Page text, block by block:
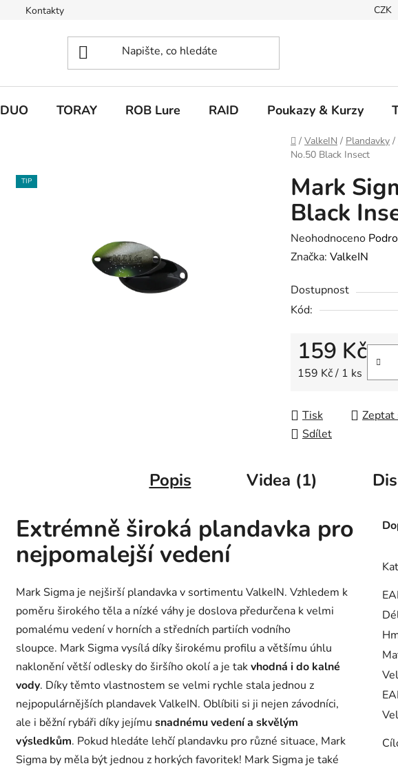
Kontakty CZK
DUO TORAY ROB Lure RAID Poukazy & Kurzy
Domů
/ ValkeIN / Plandavky /
No.50 Black Insect
Mark
Black
Průměrné
hodnocení
je
0,0
hvězdiček.
Neohodnoceno
Značka: ValkeIN
Dostupnost
Kód:
159 Kč
Měrná cena:
159 Kč / 1 ks
Tisk Zeptat
Sdílet
TIP
Popis Videa (1)
Extrémně široká plandavka pro
nejpomalejší vedení
Mark Sigma je nejširší plandavka v sortimentu ValkeIN. Vzhledem k
poměru širokého těla a nízké váhy je doslova předurčena k velmi
pomalému vedení v horních a středních partiích vodního
sloupce. Mark Sigma vysílá díky širokému profilu a většímu úhlu
naklonění větší odlesky do širšího okolí a je takvhodná i do kalné
vody. Díky těmto vlastnostem se velmi rychle stala jednou z
nejpopulárnějších plandavek ValkeIN. Oblíbili si ji nejen závodníci,
ale i běžní rybáři díky jejímu snadnému vedení a skvělým
výsledkům. Pokud hledáte lehčí plandavku pro různé situace, Mark
Sigma by měla být jednou z horkých favoritek! Mark Sigma je také